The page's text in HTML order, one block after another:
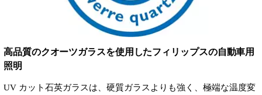
高品質のクオーツガラスを使用したフィリップスの自動車用
照明
UV カット石英ガラスは、硬質ガラスよりも強く、極端な温度変